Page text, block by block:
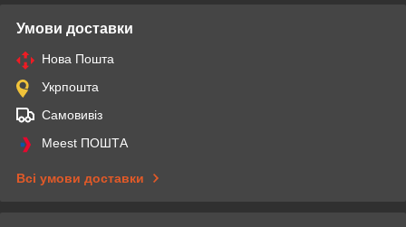
Умови доставки
Нова Пошта
Укрпошта
Самовивіз
Meest ПОШТА
Всі умови доставки